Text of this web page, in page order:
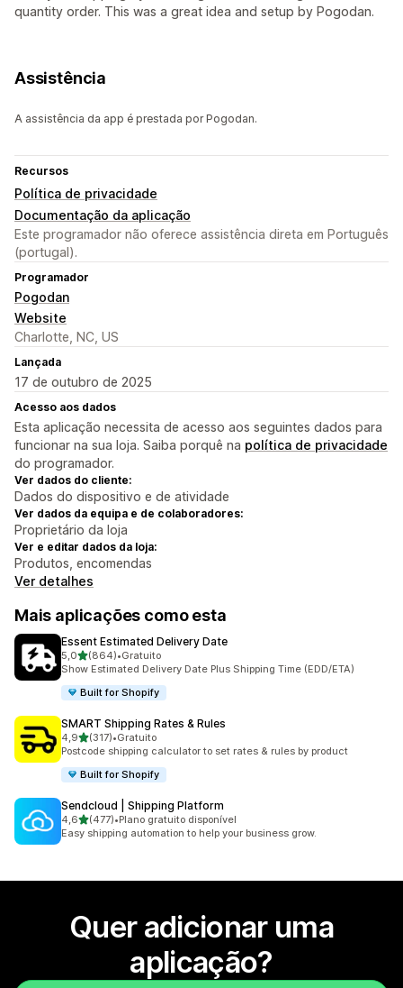
quantity order. This was a great idea and setup by Pogodan.
Assistência
A assistência da app é prestada por Pogodan.
Recursos
Política de privacidade
Documentação da aplicação
Este programador não oferece assistência direta em Português
(portugal).
Programador
Pogodan
Website
Charlotte, NC, US
Lançada
17 de outubro de 2025
Acesso aos dados
Esta aplicação necessita de acesso aos seguintes dados para
funcionar na sua loja. Saiba porquê na política de privacidade
do programador.
Ver dados do cliente:
Dados do dispositivo e de atividade
Ver dados da equipa e de colaboradores:
Proprietário da loja
Ver e editar dados da loja:
Produtos, encomendas
Ver detalhes
Mais aplicações como esta
Essent Estimated Delivery Date
5,0de 5 estrelas
(864)
864 total de avaliações
•Gratuito
Show Estimated Delivery Date Plus Shipping Time (EDD/ETA)
Built for Shopify
SMART Shipping Rates & Rules
4,9de 5 estrelas
(317)
317 total de avaliações
•Gratuito
Postcode shipping calculator to set rates & rules by product
Built for Shopify
Sendcloud | Shipping Platform
4,6de 5 estrelas
(477)
477 total de avaliações
•Plano gratuito disponível
Easy shipping automation to help your business grow.
Quer adicionar uma
aplicação?